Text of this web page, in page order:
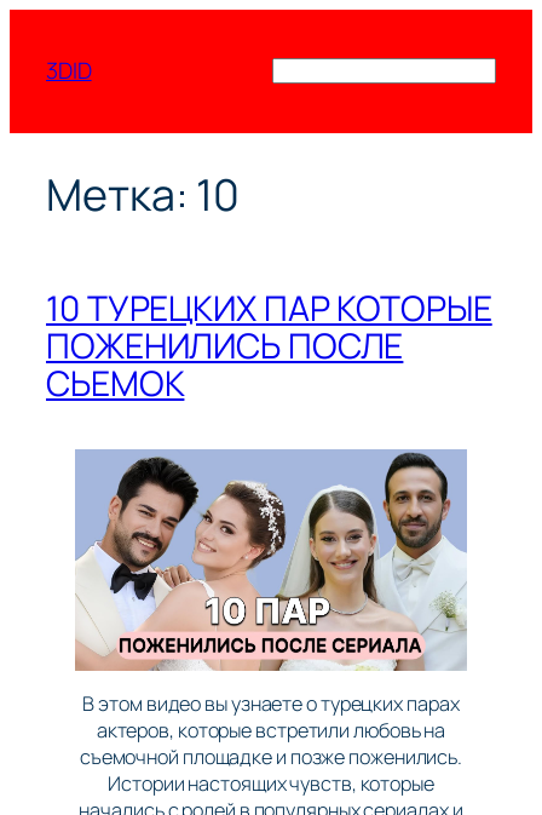
содержимому
3DID
Метка: 10
10 ТУРЕЦКИХ ПАР КОТОРЫЕ
ПОЖЕНИЛИСЬ ПОСЛЕ
СЬЕМОК
В этом видео вы узнаете о турецких парах
актеров, которые встретили любовь на
съемочной площадке и позже поженились.
Истории настоящих чувств, которые